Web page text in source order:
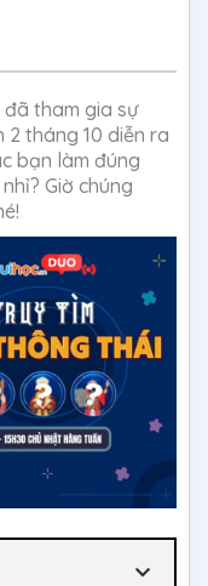
đã tham gia sự
2 tháng 10 diễn ra
bạn làm đúng
Giờ chúng